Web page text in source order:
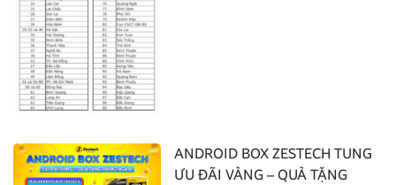
ANDROID BOX ZESTECH TUNG
ƯU ĐÃI VÀNG – QUÀ TẶNG